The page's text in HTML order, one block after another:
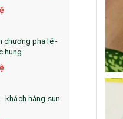
khoa hà nội
chương pha lê -
hung
khách hàng sun